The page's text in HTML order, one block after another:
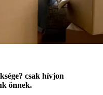
csak hívjon
önnek.